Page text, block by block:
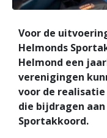
Voor de
Helmonds
Helmond een
verenigingen
voor de
die bijdragen
Sportakkoord.